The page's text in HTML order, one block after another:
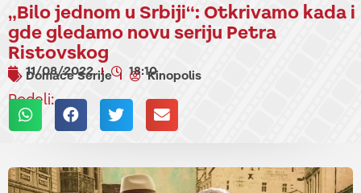
„Bilo jednom u Srbiji“: Otkrivamo kada i
gde gledamo novu seriju Petra
Ristovskog
11/08/2022 18:10
Domaće Serije Kinopolis
Podeli: